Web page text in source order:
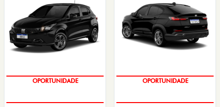
OPORTUNIDADE OPORTUNIDADE